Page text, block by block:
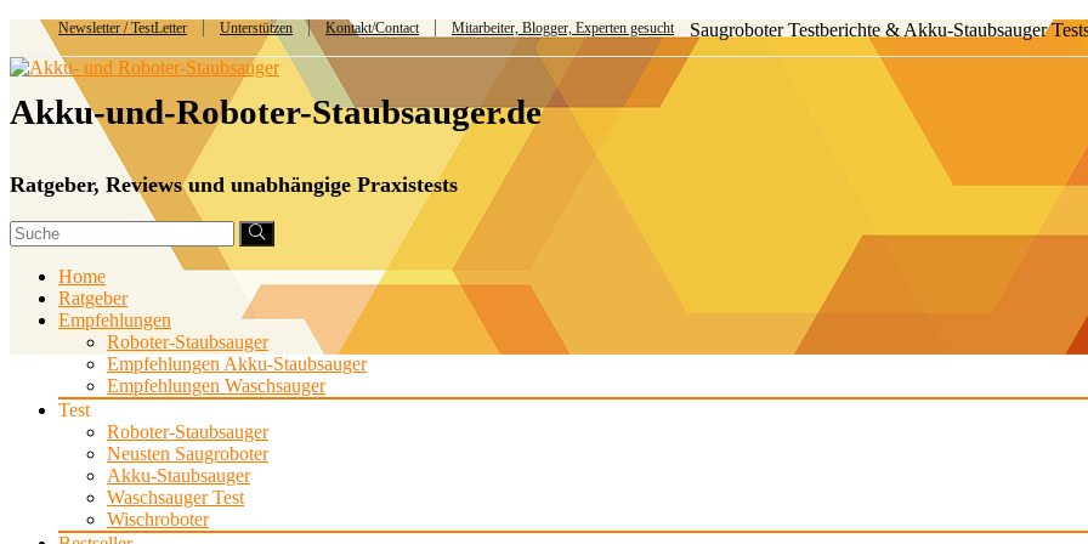
Newsletter / TestLetter Unterstützen Kontakt/Contact Mitarbeiter, Blogger, Experten gesucht Saugroboter Testberichte & Akku-Staubsauger
Akku-und-Roboter-Staubsauger.de
Ratgeber, Reviews und unabhängige Praxistests
Home
Ratgeber
Empfehlungen
Roboter-Staubsauger
Empfehlungen Akku-Staubsauger
Empfehlungen Waschsauger
Test
Roboter-Staubsauger
Neusten Saugroboter
Akku-Staubsauger
Waschsauger Test
Wischroboter